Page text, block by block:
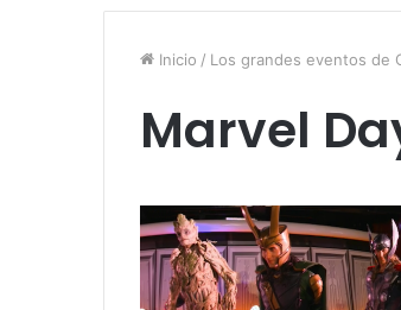
Inicio / Los grandes eventos de
Marvel